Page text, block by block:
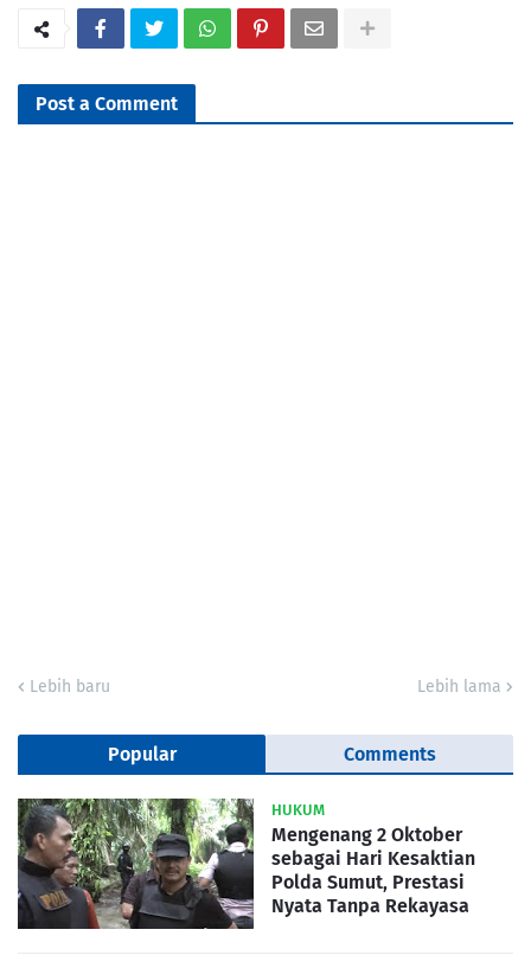
Post a Comment
Lebih baru Lebih lama
Popular Comments
HUKUM
Mengenang 2 Oktober
sebagai Hari Kesaktian
Polda Sumut, Prestasi
Nyata Tanpa Rekayasa